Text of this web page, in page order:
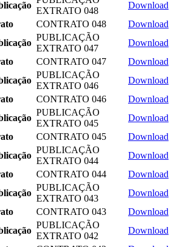
EXTRATO 048
Download
CONTRATO 048
Download
PUBLICAÇÃO
EXTRATO 047
Download
CONTRATO 047
Download
PUBLICAÇÃO
EXTRATO 046
Download
CONTRATO 046
Download
PUBLICAÇÃO
EXTRATO 045
Download
CONTRATO 045
Download
PUBLICAÇÃO
EXTRATO 044
Download
CONTRATO 044
Download
PUBLICAÇÃO
EXTRATO 043
Download
CONTRATO 043
Download
PUBLICAÇÃO
EXTRATO 042
Download